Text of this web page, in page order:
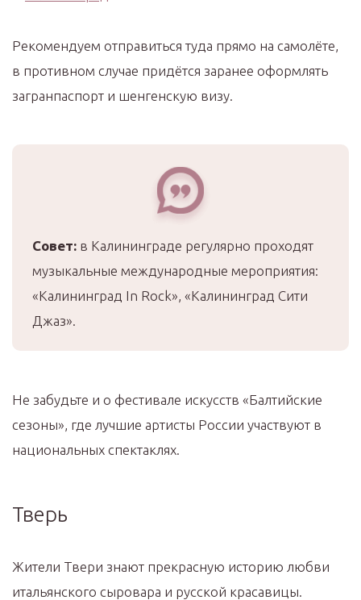
Рекомендуем отправиться туда прямо на самолёте,
в противном случае придётся заранее оформлять
загранпаспорт и шенгенскую визу.
Совет: в Калининграде регулярно проходят
музыкальные международные мероприятия:
«Калининград In Rock», «Калининград Сити
Джаз».
Не забудьте и о фестивале искусств «Балтийские
сезоны», где лучшие артисты России участвуют в
национальных спектаклях.
Тверь
Жители Твери знают прекрасную историю любви
итальянского сыровара и русской красавицы.